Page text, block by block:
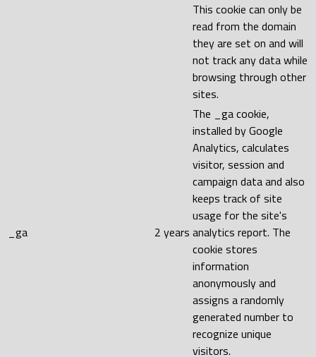
This cookie can only be
read from the domain
they are set on and will
not track any data while
browsing through other
sites.
_ga 2 years
The _ga cookie,
installed by Google
Analytics, calculates
visitor, session and
campaign data and also
keeps track of site
usage for the site's
analytics report. The
cookie stores
information
anonymously and
assigns a randomly
generated number to
recognize unique
visitors.